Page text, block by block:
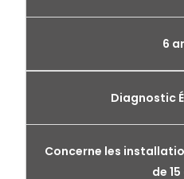
6
Diagnostic
Concerne les
de